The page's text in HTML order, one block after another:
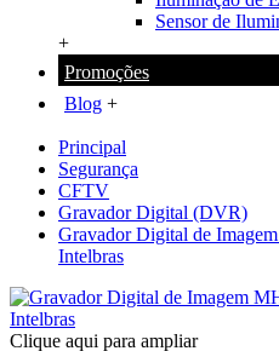
Sensor de
+
Promoções
Blog +
Principal
Segurança
CFTV
Gravador Digital (DVR)
Gravador Digital de
Intelbras
Clique aqui para ampliar